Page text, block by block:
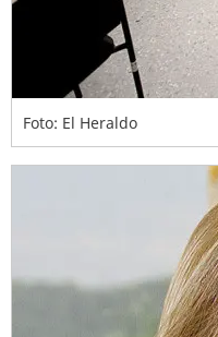
Foto: El Heraldo